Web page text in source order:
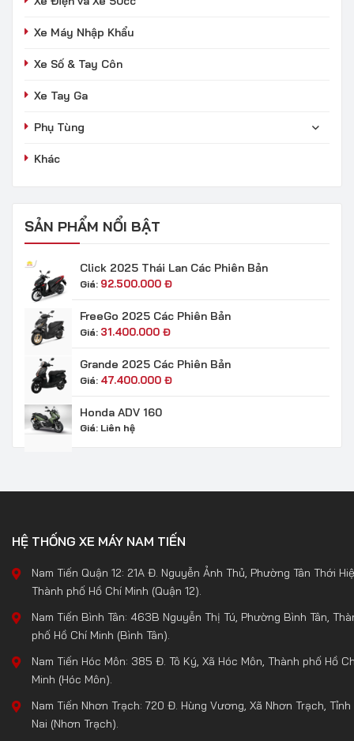
Xe Máy Nhập Khẩu
Xe Số & Tay Côn
Xe Tay Ga
Phụ Tùng
Khác
SẢN PHẨM NỔI BẬT
Click 2025 Thái Lan Các Phiên Bản
Giá: 92.500.000 Đ
FreeGo 2025 Các Phiên Bản
Giá: 31.400.000 Đ
Grande 2025 Các Phiên Bản
Giá: 47.400.000 Đ
Honda ADV 160
Giá: Liên hệ
HỆ THỐNG XE MÁY NAM TIẾN
Nam Tiến Quận 12: 21A Đ. Nguyễn Ảnh Thủ, Phường Tân Thới
Thành phố Hồ Chí Minh (Quận 12).
Nam Tiến Bình Tân: 463B Nguyễn Thị Tú, Phường Bình Tân,
phố Hồ Chí Minh (Bình Tân).
Nam Tiến Hóc Môn: 385 Đ. Tô Ký, Xã Hóc Môn, Thành phố Hồ
Minh (Hóc Môn).
Nam Tiến Nhơn Trạch: 720 Đ. Hùng Vương, Xã Nhơn Trạch,
Nai (Nhơn Trạch).